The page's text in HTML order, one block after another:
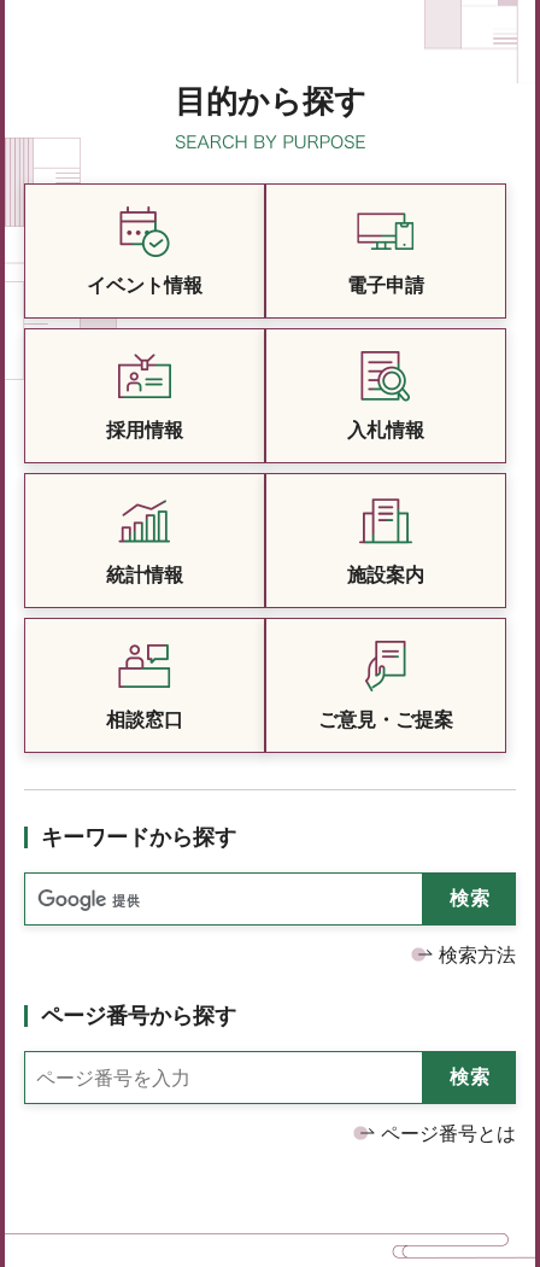
目的から探す
イベント情報 電子申請
採用情報 入札情報
統計情報 施設案内
相談窓口 ご意見・ご提案
キーワードから探す
検索方法
ページ番号から探す
ページ番号とは